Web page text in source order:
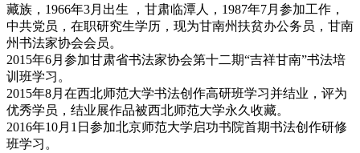
藏族，1966年3月出生 ，甘肃临潭人，1987年7月参加工作，
中共党员，在职研究生学历，现为甘南州扶贫办公务员，甘南
州书法家协会会员。
2015年6月参加甘肃省书法家协会第十二期“吉祥甘南”书法培
训班学习。
2015年8月在西北师范大学书法创作高研班学习并结业，评为
优秀学员，结业展作品被西北师范大学永久收藏。
2016年10月1日参加北京师范大学启功书院首期书法创作研修
班学习。